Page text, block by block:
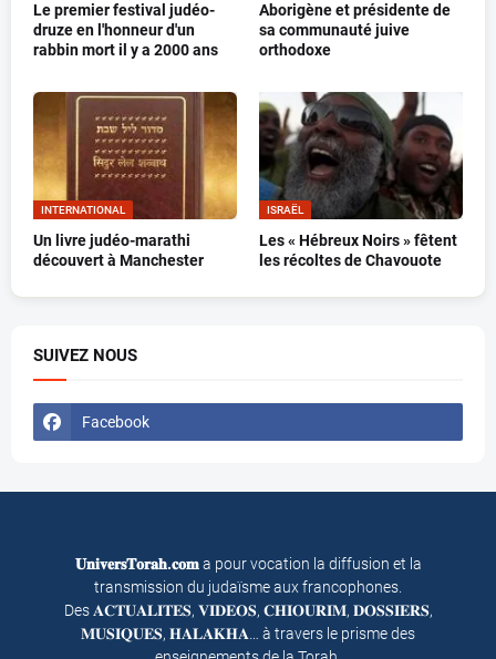
Le premier festival judéo-
druze en l'honneur d'un
rabbin mort il y a 2000 ans
Aborigène et présidente de
sa communauté juive
orthodoxe
INTERNATIONAL
Un livre judéo-marathi
découvert à Manchester
ISRAËL
Les « Hébreux Noirs » fêtent
les récoltes de Chavouote
SUIVEZ NOUS
Facebook
𝐔𝐧𝐢𝐯𝐞𝐫𝐬𝐓𝐨𝐫𝐚𝐡.𝐜𝐨𝐦a pour vocation la diffusion et la
transmission du judaïsme aux francophones.
Des 𝐀𝐂𝐓𝐔𝐀𝐋𝐈𝐓𝐄𝐒, 𝐕𝐈𝐃𝐄𝐎𝐒, 𝐂𝐇𝐈𝐎𝐔𝐑𝐈𝐌, 𝐃𝐎𝐒𝐒𝐈𝐄𝐑𝐒,
𝐌𝐔𝐒𝐈𝐐𝐔𝐄𝐒, 𝐇𝐀𝐋𝐀𝐊𝐇𝐀… à travers le prisme des